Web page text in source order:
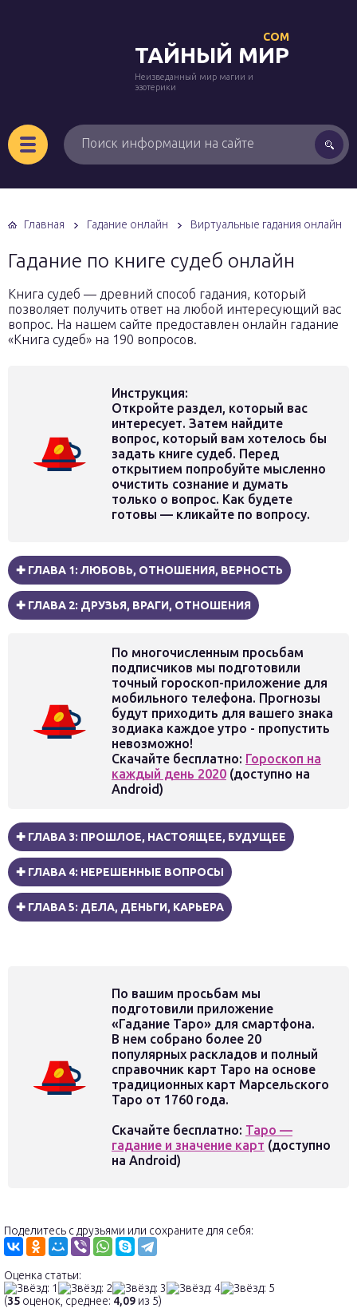
ТАЙНЫЙ МИР
COM
Неизведанный мир магии и
эзотерики
Главная Гадание онлайн Виртуальные гадания онлайн
Гадание по книге судеб онлайн
Книга судеб — древний способ гадания, который
позволяет получить ответ на любой интересующий вас
вопрос. На нашем сайте предоставлен онлайн гадание
«Книга судеб» на 190 вопросов.
Инструкция:
Откройте раздел, который вас
интересует. Затем найдите
вопрос, который вам хотелось бы
задать книге судеб. Перед
открытием попробуйте мысленно
очистить сознание и думать
только о вопрос. Как будете
готовы — кликайте по вопросу.
✚ ГЛАВА 1: ЛЮБОВЬ, ОТНОШЕНИЯ, ВЕРНОСТЬ
✚ ГЛАВА 2: ДРУЗЬЯ, ВРАГИ, ОТНОШЕНИЯ
По многочисленным просьбам
подписчиков мы подготовили
точный гороскоп-приложение для
мобильного телефона. Прогнозы
будут приходить для вашего знака
зодиака каждое утро - пропустить
невозможно!
Скачайте бесплатно: Гороскоп на
каждый день 2020 (доступно на
Android)
✚ ГЛАВА 3: ПРОШЛОЕ, НАСТОЯЩЕЕ, БУДУЩЕЕ
✚ ГЛАВА 4: НЕРЕШЕННЫЕ ВОПРОСЫ
✚ ГЛАВА 5: ДЕЛА, ДЕНЬГИ, КАРЬЕРА
По вашим просьбам мы
подготовили приложение
«Гадание Таро» для смартфона.
В нем собрано более 20
популярных раскладов и полный
справочник карт Таро на основе
традиционных карт Марсельского
Таро от 1760 года.
Скачайте бесплатно: Таро —
гадание и значение карт (доступно
на Android)
Поделитесь с друзьями или сохраните для себя:
Оценка статьи:
(35 оценок, среднее: 4,09 из 5)